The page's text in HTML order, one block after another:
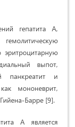
гепатита А,
выпот,
панкреатит и
мононеврит,
Барре [9].
А является